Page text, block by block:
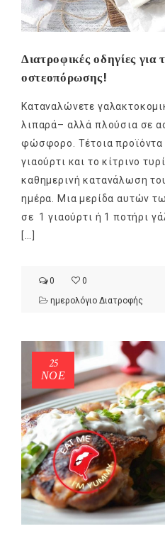
Διατροφικές οδηγίες
οστεοπόρωσης!
Καταναλώνετε
λιπαρά– αλλά πλούσια σε
φώσφορο. Τέτοια προϊόντα
γιαούρτι και το κίτρινο
καθημερινή κατανάλωση
ημέρα. Μια μερίδα αυτών
σε 1 γιαούρτι ή 1 ποτήρι
[…]
0
0
ημερολόγιο Διατροφής
25
ΝΟΈ